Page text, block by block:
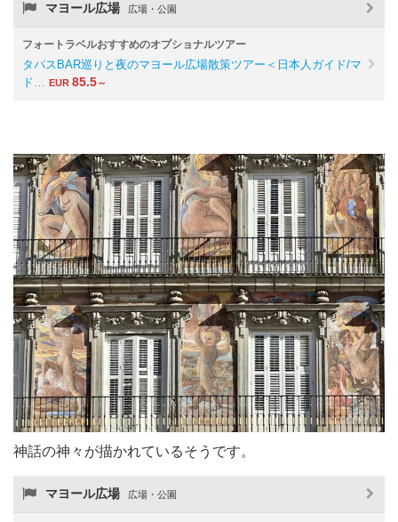
マヨール広場 広場・公園
フォートラベルおすすめのオプショナルツアー
タパスBAR巡りと夜のマヨール広場散策ツアー＜日本人ガイド/マ
ド…
EUR 85.5～
神話の神々が描かれているそうです。
マヨール広場 広場・公園